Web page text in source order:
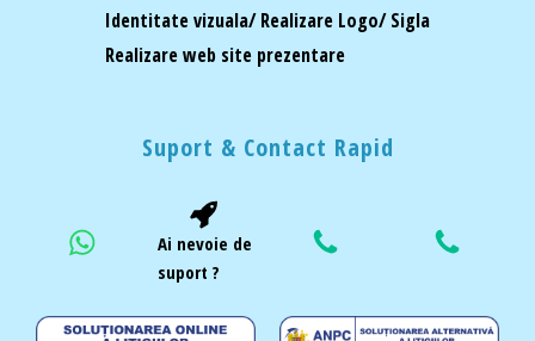
Identitate vizuala/ Realizare Logo/ Sigla
Realizare web site prezentare
Suport & Contact Rapid
Ai nevoie de
suport ?